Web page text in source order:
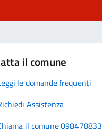
il comune
le domande frequenti
Assistenza
il comune